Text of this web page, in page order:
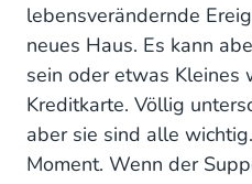
lebensverändernde
neues Haus. Es kann
sein oder etwas Kleines
Kreditkarte. Völlig
aber sie sind alle
Moment. Wenn der